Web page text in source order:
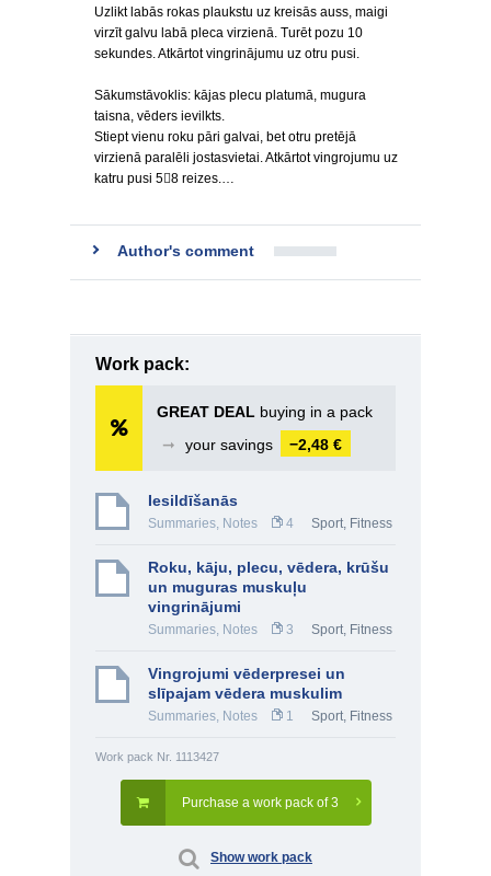
Uzlikt labās rokas plaukstu uz kreisās auss, maigi
virzīt galvu labā pleca virzienā. Turēt pozu 10
sekundes. Atkārtot vingrinājumu uz otru pusi.
Sākumstāvoklis: kājas plecu platumā, mugura
taisna, vēders ievilkts.
Stiept vienu roku pāri galvai, bet otru pretējā
virzienā paralēli jostasvietai. Atkārtot vingrojumu uz
katru pusi 58 reizes.…
Author's comment
Work pack:
GREAT DEAL buying in a pack
➞
your savings −2,48 €
Iesildīšanās
Summaries, Notes 4 Sport, Fitness
Roku, kāju, plecu, vēdera, krūšu
un muguras muskuļu
vingrinājumi
Summaries, Notes 3 Sport, Fitness
Vingrojumi vēderpresei un
slīpajam vēdera muskulim
Summaries, Notes 1 Sport, Fitness
Work pack Nr. 1113427
Purchase a work pack of 3
Show work pack